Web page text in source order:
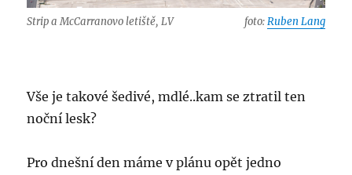
Strip a McCarranovo letiště, LV foto:Ruben Lang
Vše je takové šedivé, mdlé..kam se ztratil ten
noční lesk?
Pro dnešní den máme v plánu opět jedno